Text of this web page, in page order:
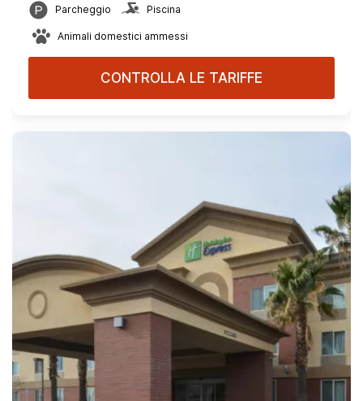
Parcheggio Piscina
Animali domestici ammessi
CONTROLLA LE TARIFFE